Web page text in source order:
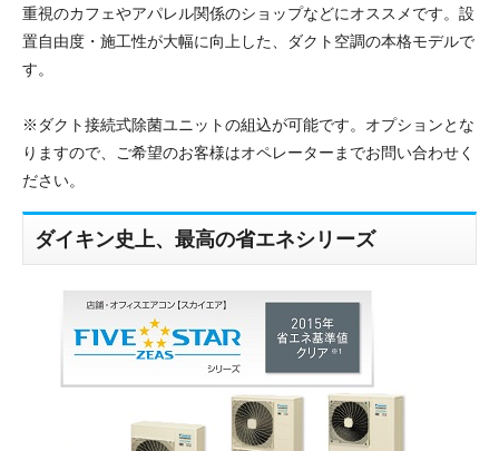
重視のカフェやアパレル関係のショップなどにオススメです。設
置自由度・施工性が大幅に向上した、ダクト空調の本格モデルで
す。
※ダクト接続式除菌ユニットの組込が可能です。オプションとな
りますので、ご希望のお客様はオペレーターまでお問い合わせく
ださい。
ダイキン史上、最高の省エネシリーズ